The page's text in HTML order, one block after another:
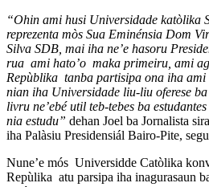
“Ohin ami husi Universidade katòlika
reprezenta mòs Sua Eminénsia Dom
Silva SDB, mai iha ne’e hasoru
rua ami hato’o maka primeiru, ami
Repùblika tanba partisipa ona iha
nian iha Universidade liu-liu oferese
livru ne’ebé util teb-tebes ba
nia estudu” dehan Joel ba Jornalista
iha Palàsiu Presidensiál Bairo-Pite,
Nune’e mós Universidde Catòlika
Repùlika atu parsipa iha inagurasaun